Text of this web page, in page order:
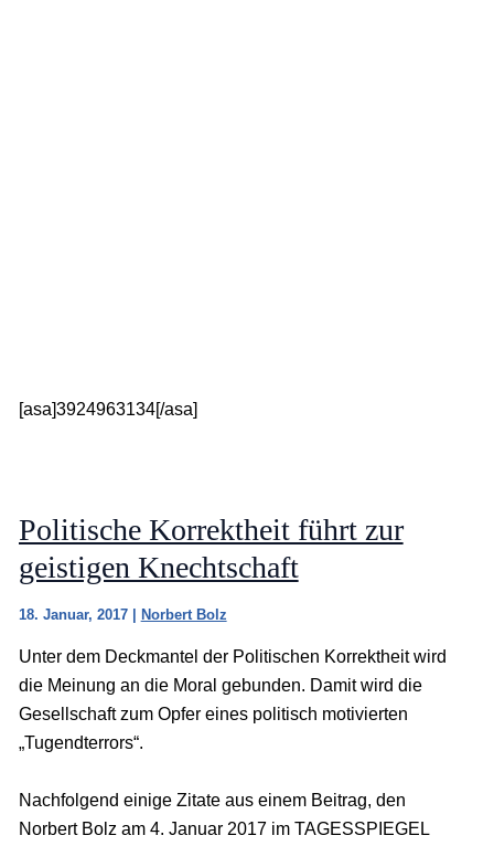
[asa]3924963134[/asa]
Politische Korrektheit führt zur
geistigen Knechtschaft
18. Januar, 2017 Norbert Bolz
Unter dem Deckmantel der Politischen Korrektheit wird
die Meinung an die Moral gebunden. Damit wird die
Gesellschaft zum Opfer eines politisch motivierten
„Tugendterrors“.
Nachfolgend einige Zitate aus einem Beitrag, den
Norbert Bolz am 4. Januar 2017 im TAGESSPIEGEL